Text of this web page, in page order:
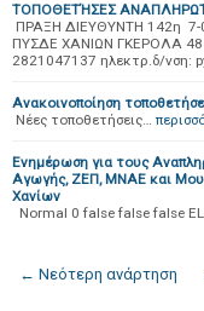
ΤΟΠΟΘΕΤΉΣΕΣ
ΠΡΑΞΗ ΔΙΕΥΘΥΝΤΗ 142η 7-
ΠΥΣΔΕ ΧΑΝΙΩΝ ΓΚΕΡΟΛΑ 48
2821047137 ηλεκτρ.δ/νση:
Ανακοινοποίηση
Νέες τοποθετήσεις…
Ενημέρωση για τους
Αγωγής, ΖΕΠ, ΜΝΑΕ και
Χανίων
Normal 0 false false false EL
← Νεότερη ανάρτηση